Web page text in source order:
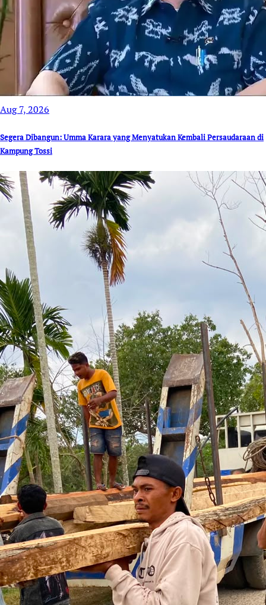
Aug 7, 2026
Segera Dibangun: Umma Karara yang Menyatukan Kembali Persaudaraan di
Kampung Tossi